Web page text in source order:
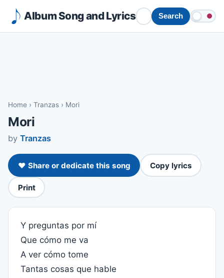
Album Song and Lyrics Search
Home › Tranzas › Mori
Mori
by Tranzas
❤️ Share or dedicate this song Copy lyrics
Print
Y preguntas por mí
Que cómo me va
A ver cómo tome
Tantas cosas que hable